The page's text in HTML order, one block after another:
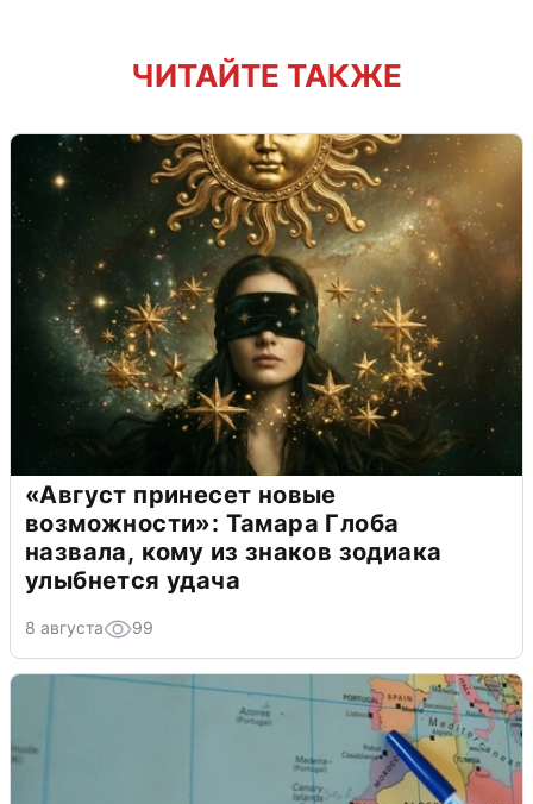
ЧИТАЙТЕ ТАКЖЕ
«Август принесет новые
возможности»: Тамара Глоба
назвала, кому из знаков зодиака
улыбнется удача
8 августа 99